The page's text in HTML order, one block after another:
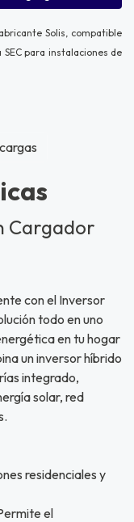
Solis, compatible
para instalaciones de
Cargador
con el Inversor
todo en uno
en tu hogar
un inversor híbrido
integrado,
solar, red
residenciales y
el